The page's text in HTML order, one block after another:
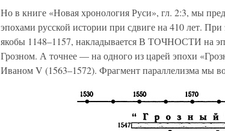
Но в книге «Новая хронология Руси», гл. 2:3, мы
эпохами русской истории при сдвиге на 410 лет.
якобы 1148–1157, накладывается В ТОЧНОСТИ на
Грозном. А точнее — на одного из царей эпохи
Иваном V (1563–1572). Фрагмент параллелизма мы